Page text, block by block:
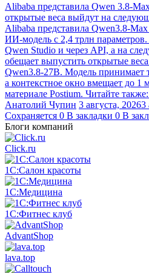
Alibaba представила Qwen
открытые веса выйдут на
Alibaba представила
ИИ-модель с 2,4 трлн
Qwen Studio и через API, а на
обещает выпустить открытые
Qwen3.8‑27B. Модель принимает
а контекстное окно вмещает до 1
материале Postium. Читайте
Анатолий Чупин 3 августа, 20263
Сохраняется 0 В закладки 0 В
Блоги компаний
Click.ru
1С:Салон красоты
1С:Медицина
1С:Фитнес клуб
AdvantShop
lava.top